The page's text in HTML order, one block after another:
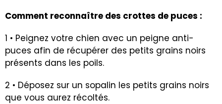
Comment reconnaître des crottes de puces :
1 • Peignez votre chien avec un peigne anti-
puces afin de récupérer des petits grains noirs
présents dans les poils.
2 • Déposez sur un sopalin les petits grains noirs
que vous aurez récoltés.